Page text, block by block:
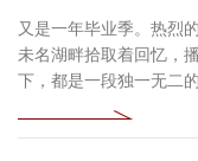
又是一年毕业季。热烈
未名湖畔拾取着回忆，
下，都是一段独一无二